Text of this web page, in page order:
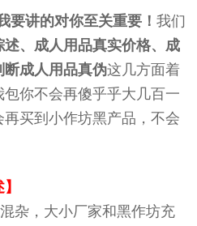
要讲的对你至关重要！我们
、成人用品真实价格、 成
断成人用品真伪这几方面着
你不会再傻乎乎大几百一
买到小作坊黑产品，不会
杂，大小厂家和黑作坊充